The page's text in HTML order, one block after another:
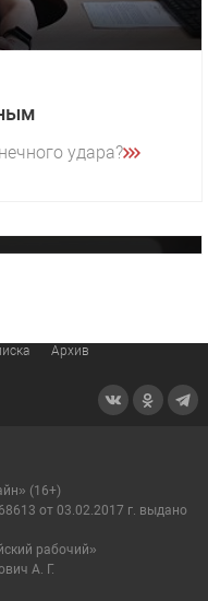
удара?
героем нового
Архив
(16+)
от 03.02.2017 г. выдано
рабочий»
А. Г.